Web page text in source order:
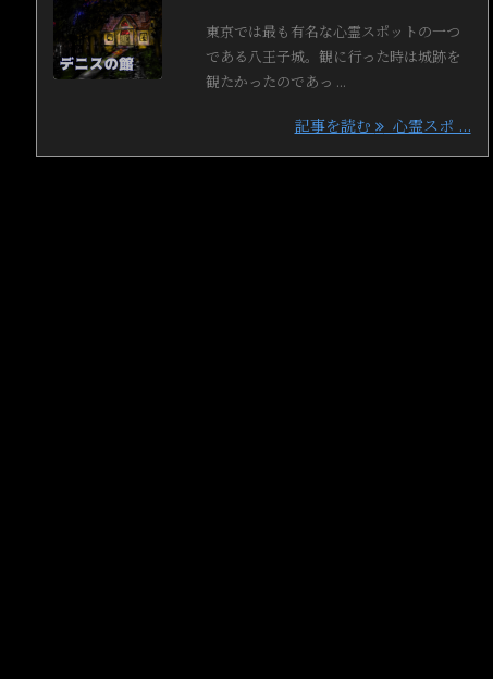
東京では最も有名な心霊スポットの一つ
である八王子城。観に行った時は城跡を
観たかったのであっ ...
記事を読む 心霊スポ ...